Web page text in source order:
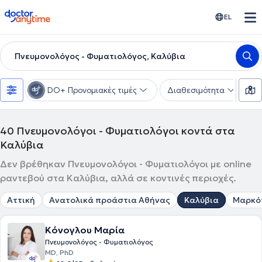
doctoranytime EL
Πνευμονολόγος - Φυματιολόγος, Καλύβια
DO+ Προνομιακές τιμές Διαθεσιμότητα
40 Πνευμονολόγοι - Φυματιολόγοι κοντά στα
Καλύβια
Δεν βρέθηκαν Πνευμονολόγοι - Φυματιολόγοι με online
ραντεβού στα Καλύβια, αλλά σε κοντινές περιοχές.
Αττική Ανατολικά προάστια Αθήνας Καλύβια
Κόνογλου Μαρία
Πνευμονολόγος - Φυματιολόγος
MD, PhD